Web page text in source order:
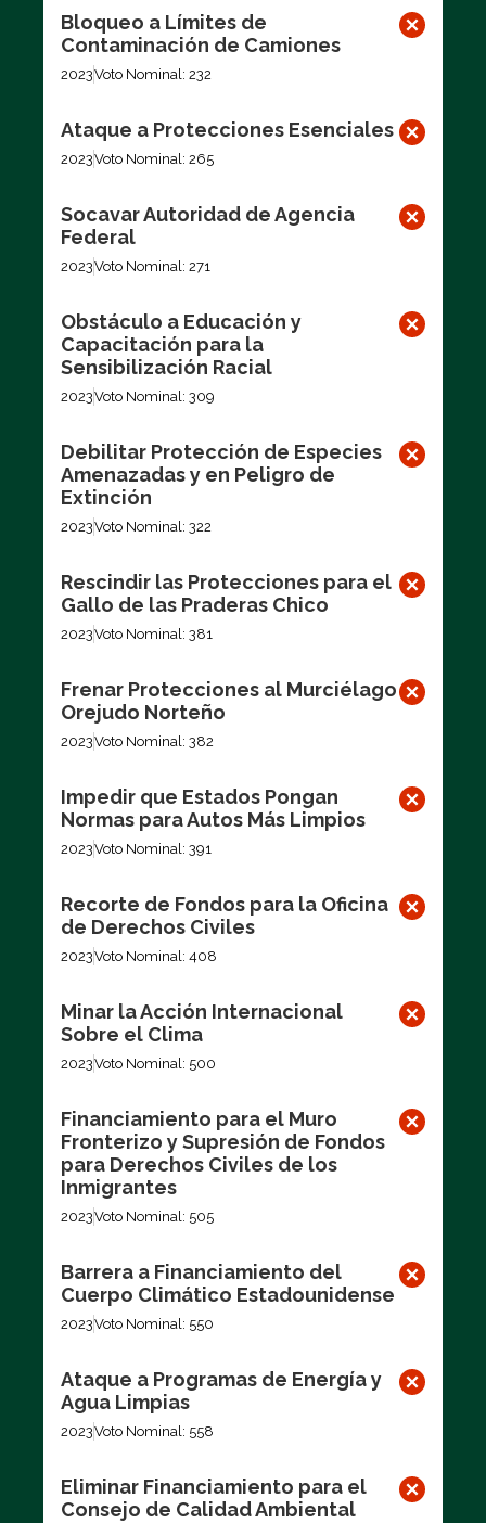
Bloqueo a Límites de
Contaminación de Camiones
2023Voto Nominal: 232
Ataque a Protecciones Esenciales
2023Voto Nominal: 265
Socavar Autoridad de Agencia
Federal
2023Voto Nominal: 271
Obstáculo a Educación y
Capacitación para la
Sensibilización Racial
2023Voto Nominal: 309
Debilitar Protección de Especies
Amenazadas y en Peligro de
Extinción
2023Voto Nominal: 322
Rescindir las Protecciones para el
Gallo de las Praderas Chico
2023Voto Nominal: 381
Frenar Protecciones al Murciélago
Orejudo Norteño
2023Voto Nominal: 382
Impedir que Estados Pongan
Normas para Autos Más Limpios
2023Voto Nominal: 391
Recorte de Fondos para la Oficina
de Derechos Civiles
2023Voto Nominal: 408
Minar la Acción Internacional
Sobre el Clima
2023Voto Nominal: 500
Financiamiento para el Muro
Fronterizo y Supresión de Fondos
para Derechos Civiles de los
Inmigrantes
2023Voto Nominal: 505
Barrera a Financiamiento del
Cuerpo Climático Estadounidense
2023Voto Nominal: 550
Ataque a Programas de Energía y
Agua Limpias
2023Voto Nominal: 558
Eliminar Financiamiento para el
Consejo de Calidad Ambiental